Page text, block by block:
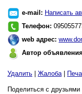
e-mail: Написать
Телефон:
web адрес:
Автор
Удалить Жалоба|
Поделиться с